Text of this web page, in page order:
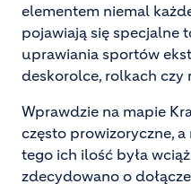
elementem niemal
pojawiają się specjalne
uprawiania sportów
deskorolce, rolkach czy
Wprawdzie na mapie
często prowizoryczne,
tego ich ilość była
zdecydowano o